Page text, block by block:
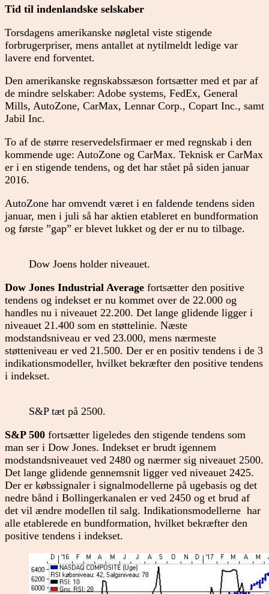
Tid til indenlandske selskaber
Torsdagens amerikanske nøgletal viste stigende
forbrugerpriser, mens antallet at nytilmeldt ledige var
lavere end forventet.
Den amerikanske regnskabssæson fortsætter med et par af
de mindre selskaber: Adobe systems, FedEx, General
Mills, AutoZone, CarMax, Lennar Corp., Copart Inc., samt
Jabil Inc.
To af de større reservedelsfirmaer er med regnskab i den
kommende uge: AutoZone og CarMax. Teknisk er CarMax
er i en stigende tendens, og det har stået på siden januar
2016.
AutoZone har omvendt været i en faldende tendens siden
januar, men i juli så har aktien etableret en bundformation
og første ”gap” er blevet lukket og der er nu to tilbage.
Dow Joens holder niveauet.
Dow Jones Industrial Average fortsætter den positive
tendens og indekset er nu kommet over de 22.000 og
handles nu i niveauet 22.200. Det lange glidende ligger i
niveauet 21.400 som en støttelinie. Næste
modstandsniveau er ved 23.000, mens nærmeste
støtteniveau er ved 21.500. Der er en positiv tendens i de 3
indikationsmodeller, hvilket bekræfter den positive tendens
i indekset.
S&P tæt på 2500.
S&P 500 fortsætter ligeledes den stigende tendens som
man ser i Dow Jones. Indekset er brudt igennem
modstandsniveauet ved 2480 og nærmer sig niveauet 2500.
Det lange glidende gennemsnit ligger ved niveauet 2425.
Der er købssignaler i signalmodellerne på ugebasis og det
nedre bånd i Bollingerkanalen er ved 2450 og et brud af
det vil ændre modellen til salg. Indikationsmodellerne har
alle etablerede en bundformation, hvilket bekræfter den
positive tendens i indekset.